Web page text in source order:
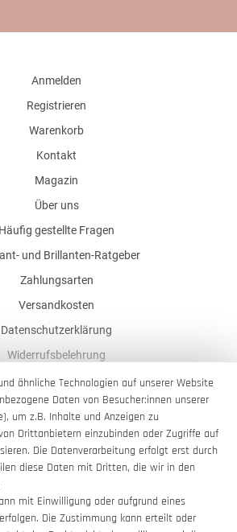
Anmelden
Registrieren
Warenkorb
Kontakt
Magazin
Über uns
Häufig gestellte Fragen
und Brillanten-Ratgeber
Zahlungsarten
Versandkosten
Datenschutzerklärung
Widerrufsbelehrung
AGB
Impressum
Vertrag widerrufen
ähnliche Technologien auf unserer Website
Daten von Besucher:innen unserer
um z.B. Inhalte und Anzeigen zu
Drittanbietern einzubinden oder Zugriffe auf
Die Datenverarbeitung erfolgt erst durch
diese Daten mit Dritten, die wir in den
mit Einwilligung oder aufgrund eines
Die Zustimmung kann erteilt oder